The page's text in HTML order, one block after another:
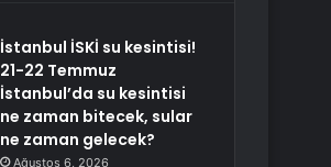
İstanbul İSKİ su kesintisi!
21-22 Temmuz
İstanbul’da su kesintisi
ne zaman bitecek, sular
ne zaman gelecek?
Ağustos 6, 2026